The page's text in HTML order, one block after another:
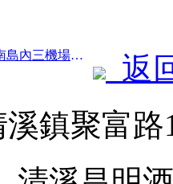
前一篇：夏秋航季啟，海南島內三機場新增41個通航點
返
鎮聚富路